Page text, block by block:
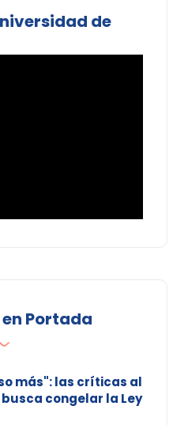
de
Portada
más": las críticas al
congelar la Ley